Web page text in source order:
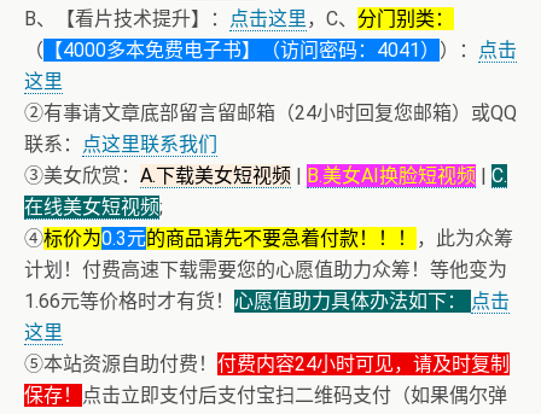
B、【看片技术提升】：
点击这里，C、 分门别类：
（ 【4000多本免费电子书】（访问密码：4041） ）：
点击
这里
②有事请文章底部留言留邮箱（24小时回复您邮箱）或QQ
联系：
点这里联系我们
③美女欣赏： A.下载美女短视频 | B.美女AI换脸短视频 | C.
在线美女短视频;
④标价为0.3元的商品请先不要急着付款！！！
，此为众筹
计划！付费高速下载需要您的心愿值助力众筹！等他变为
1.66元等价格时才有货！ 心愿值助力具体办法如下：
点击
这里
⑤本站资源自助付费！ 付费内容24小时可见，请及时复制
保存！
点击立即支付后支付宝扫二维码支付（如果偶尔弹